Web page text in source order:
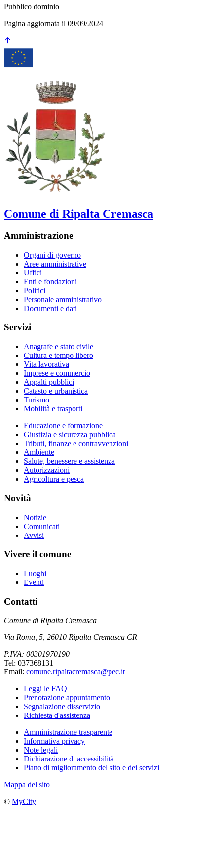
Pubblico dominio
Pagina aggiornata il 09/09/2024
Comune di Ripalta Cremasca
Amministrazione
Organi di governo
Aree amministrative
Uffici
Enti e fondazioni
Politici
Personale amministrativo
Documenti e dati
Servizi
Anagrafe e stato civile
Cultura e tempo libero
Vita lavorativa
Imprese e commercio
Appalti pubblici
Catasto e urbanistica
Turismo
Mobilità e trasporti
Educazione e formazione
Giustizia e sicurezza pubblica
Tributi, finanze e contravvenzioni
Ambiente
Salute, benessere e assistenza
Autorizzazioni
Agricoltura e pesca
Novità
Notizie
Comunicati
Avvisi
Vivere il comune
Luoghi
Eventi
Contatti
Comune di Ripalta Cremasca
Via Roma, 5, 26010 Ripalta Cremasca CR
P.IVA: 00301970190
Tel: 037368131
Email: comune.ripaltacremasca@pec.it
Leggi le FAQ
Prenotazione appuntamento
Segnalazione disservizio
Richiesta d'assistenza
Amministrazione trasparente
Informativa privacy
Note legali
Dichiarazione di accessibilità
Piano di miglioramento del sito e dei servizi
Mappa del sito
© MyCity